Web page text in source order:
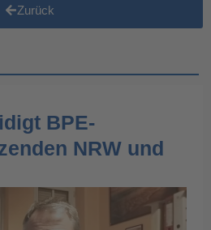
Zurück
BPE-
NRW und